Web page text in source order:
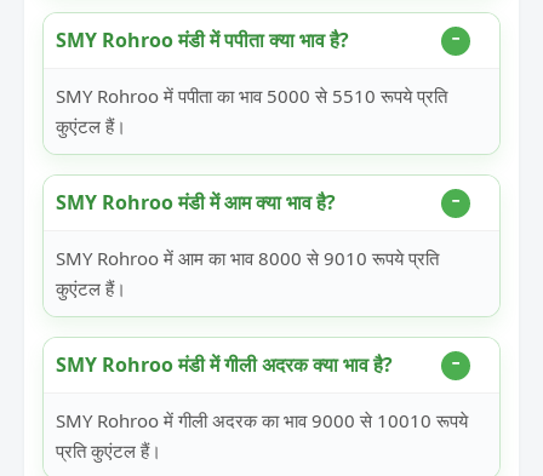
SMY Rohroo मंडी में पपीता क्या भाव है?
SMY Rohroo में पपीता का भाव 5000 से 5510 रूपये प्रति
कुएंटल हैं।
SMY Rohroo मंडी में आम क्या भाव है?
SMY Rohroo में आम का भाव 8000 से 9010 रूपये प्रति
कुएंटल हैं।
SMY Rohroo मंडी में गीली अदरक क्या भाव है?
SMY Rohroo में गीली अदरक का भाव 9000 से 10010 रूपये
प्रति कुएंटल हैं।